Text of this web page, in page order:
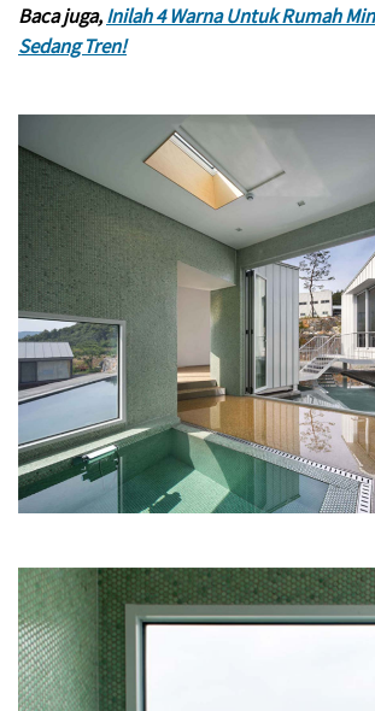
Baca juga,Inilah 4 Warna Untuk Rumah
Sedang Tren!